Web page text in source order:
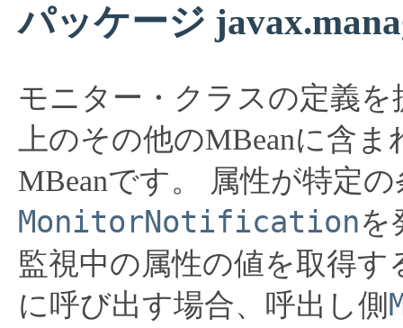
パッケージ
モニター・クラスの定義を
上のその他のMBeanに含
MBeanです。
属性が特定
MonitorNotificationを
監視中の属性の値を取得す
に呼び出す場合、呼出し側